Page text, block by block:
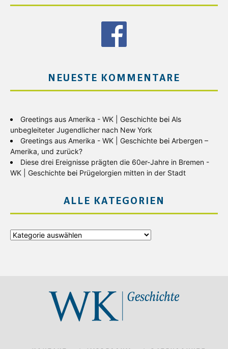
NEUESTE KOMMENTARE
Greetings aus Amerika - WK | Geschichte bei Als
unbegleiteter Jugendlicher nach New York
Greetings aus Amerika - WK | Geschichte bei Arbergen –
Amerika, und zurück?
Diese drei Ereignisse prägten die 60er-Jahre in Bremen -
WK | Geschichte bei Prügelorgien mitten in der Stadt
ALLE KATEGORIEN
Alle